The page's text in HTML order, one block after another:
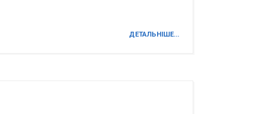
ДЕТАЛЬНІШЕ...